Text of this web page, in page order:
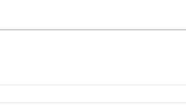
90,000
145,900